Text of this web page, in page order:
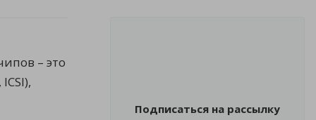
– это
Подписаться на рассылку